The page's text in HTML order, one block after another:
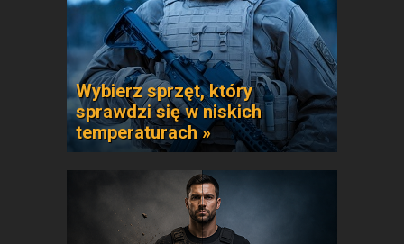
Wybierz sprzęt, który
sprawdzi się w niskich
temperaturach »